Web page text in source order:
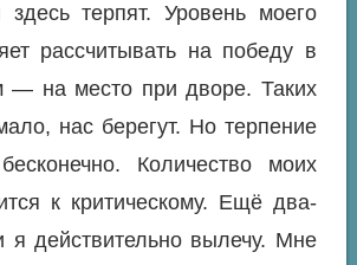
терпят. Уровень моего
рассчитывать на победу в
— на место при дворе. Таких
нас берегут. Но терпение
Количество моих
к критическому. Ещё два-
я действительно вылечу. Мне